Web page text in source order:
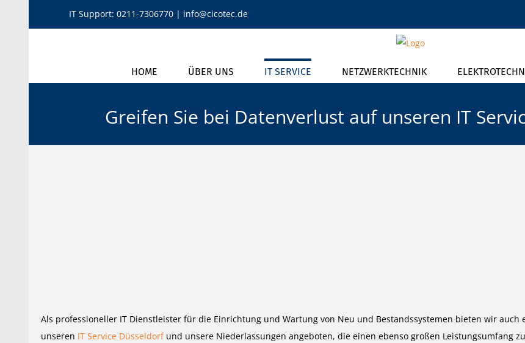
IT Support: 0211-7306770| info@cicotec.de
HOME ÜBER UNS IT SERVICE NETZWERKTECHNIK
Greifen Sie bei Datenverlust auf unseren IT
Als professioneller IT Dienstleister für die Einrichtung und Wartung von Neu und Bestandssystemen bieten wir
unseren IT Service Düsseldorfund unsere Niederlassungen angeboten, die einen ebenso großen Leistungsumfang